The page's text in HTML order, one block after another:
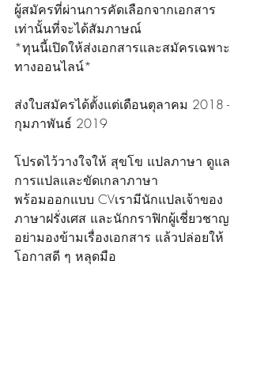
ผู้สมัครที่ผ่านการคัดเลือกจากเอกสาร
เท่านั้นที่จะได้สัมภาษณ์
*ทุนนี้เปิดให้ส่งเอกสารและสมัครเฉพาะ
ทางออนไลน์*
ส่งใบสมัครได้ตั้งแต่เดือนตุลาคม 2018 -
กุมภาพันธ์ 2019
โปรดไว้วางใจให้ สุขโข แปลภาษา ดูแล
การแปลและขัดเกลาภาษา
พร้อมออกแบบ CVเรามีนักแปลเจ้าของ
ภาษาฝรั่งเศส และนักกราฟิกผู้เชี่ยวชาญ
อย่ามองข้ามเรื่องเอกสาร แล้วปล่อยให้
โอกาสดี ๆ หลุดมือ